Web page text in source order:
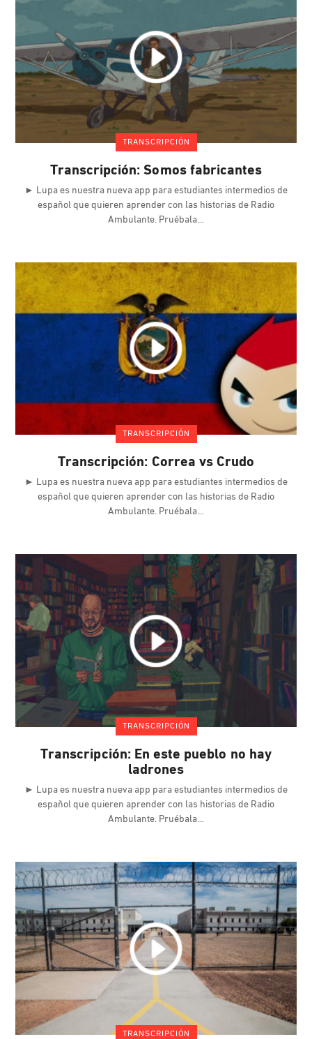
TRANSCRIPCIÓN
Transcripción: Somos fabricantes
► Lupa es nuestra nueva app para estudiantes intermedios de
español que quieren aprender con las historias de Radio
Ambulante. Pruébala
TRANSCRIPCIÓN
Transcripción: Correa vs Crudo
► Lupa es nuestra nueva app para estudiantes intermedios de
español que quieren aprender con las historias de Radio
Ambulante. Pruébala
TRANSCRIPCIÓN
Transcripción: En este pueblo no hay
ladrones
► Lupa es nuestra nueva app para estudiantes intermedios de
español que quieren aprender con las historias de Radio
Ambulante. Pruébala
TRANSCRIPCIÓN